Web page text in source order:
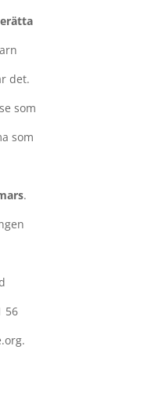
det.
som
som
.
56